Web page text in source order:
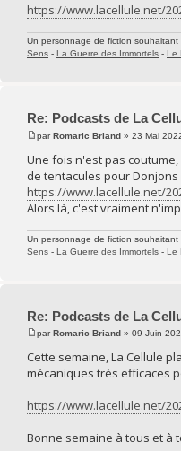
https://www.lacellule.net/
Un personnage de fiction
Sens - La Guerre des Immortels - Le
Re: Podcasts de La
parRomaric Briand » 23 Mai
Une fois n'est pas
de tentacules pour
https://www.lacellule.net/
Alors là, c'est vraiment
Un personnage de fiction
Sens - La Guerre des Immortels - Le
Re: Podcasts de La
parRomaric Briand » 09 Juin
Cette semaine, La Cellule
mécaniques très efficaces
https://www.lacellule.net/
Bonne semaine à tous et à